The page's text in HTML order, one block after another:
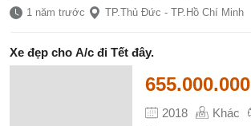
1 năm trước TP.Thủ Đức - TP.Hồ Chí Minh
Xe đẹp cho A/c đi Tết đây.
2018 Khác
655.000.000